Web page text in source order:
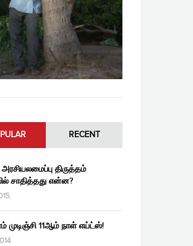
RECENT
திருத்தம்
சாதித்தது என்ன?
முடிஞ்சி 11ஆம் நாள் எய்ட்ஸ்!